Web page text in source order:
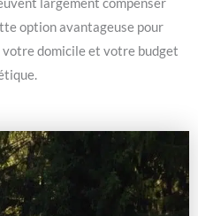
option avantageuse pour
domicile et votre budget